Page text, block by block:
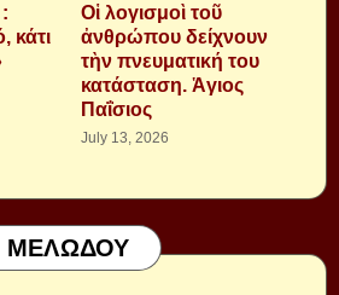
κάτι
Οἱ λογισμοὶ τοῦ
ἀνθρώπου δείχνουν
τὴν πνευματική του
κατάσταση. Ἁγιος
Παΐσιος
July 13, 2026
ΜΕΛΩΔΟΥ